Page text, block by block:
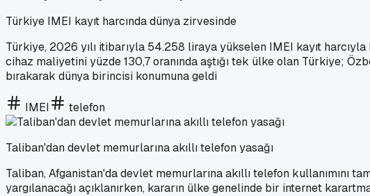
Türkiye IMEI kayıt harcında dünya zirvesinde
Türkiye, 2026 yılı itibarıyla 54.258 liraya yükselen IMEI kayıt
cihaz maliyetini yüzde 130,7 oranında aştığı tek ülke olan Türkiye;
bırakarak dünya birincisi konumuna geldi
IMEI telefon
Taliban'dan devlet memurlarına akıllı telefon yasağı
Taliban, Afganistan'da devlet memurlarına akıllı telefon kullanımını
yargılanacağı açıklanırken, kararın ülke genelinde bir internet